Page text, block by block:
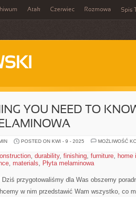
Atak Czerwiec Rozmowa Spis
YOU NEED TO
POSTED ON KWI - 9 - 2025
MOŻLIWOŚĆ
, durability, finishing, furniture, home
, materials, Płyta melaminowa
przygotowaliśmy ​dla Was obszerny
w nim przedstawić Wam wszystko, co